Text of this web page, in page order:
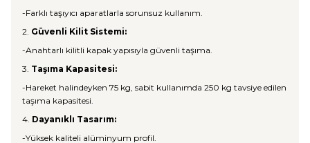
-Farklı taşıyıcı aparatlarla sorunsuz kullanım.
2. Güvenli Kilit Sistemi:
-Anahtarlı kilitli kapak yapısıyla güvenli taşıma.
3. Taşıma Kapasitesi:
-Hareket halindeyken 75 kg, sabit kullanımda 250 kg tavsiye edilen
taşıma kapasitesi.
4. Dayanıklı Tasarım:
-Yüksek kaliteli alüminyum profil.